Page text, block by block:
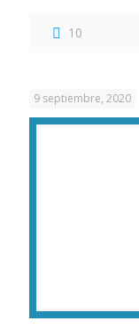
10
9 septiembre, 2020